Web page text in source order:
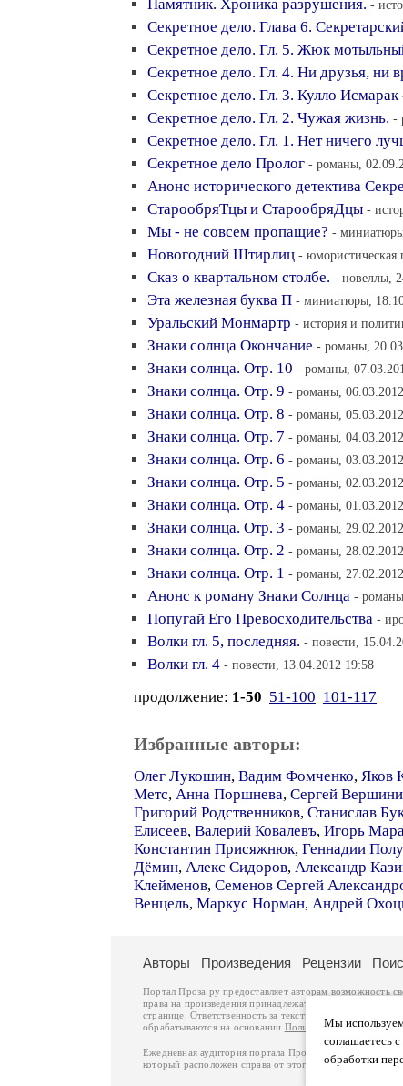
Памятник. Хроника разрушения. -
Секретное дело. Глава 6.
Секретное дело. Гл. 5. Жюк
Секретное дело. Гл. 4. Ни друзья, ни
Секретное дело. Гл. 3. Кулло Исмарак
Секретное дело. Гл. 2. Чужая жизнь. -
Секретное дело. Гл. 1. Нет ничего
Секретное дело Пролог - романы,
Анонс исторического детектива
СтарообряТцы и СтарообряДцы -
Мы - не совсем пропащие? -
Новогодний Штирлиц - юмористическая
Сказ о квартальном столбе. - новеллы,
Эта железная буква П - миниатюры,
Уральский Монмартр - история и
Знаки солнца Окончание - романы,
Знаки солнца. Отр. 10 - романы,
Знаки солнца. Отр. 9 - романы,
Знаки солнца. Отр. 8 - романы,
Знаки солнца. Отр. 7 - романы,
Знаки солнца. Отр. 6 - романы,
Знаки солнца. Отр. 5 - романы,
Знаки солнца. Отр. 4 - романы,
Знаки солнца. Отр. 3 - романы,
Знаки солнца. Отр. 2 - романы,
Знаки солнца. Отр. 1 - романы,
Анонс к роману Знаки Солнца -
Попугай Его Превосходительства -
Волки гл. 5, последняя. - повести,
Волки гл. 4 - повести, 13.04.2012 19:58
продолжение: 1-50 51-100 101-117
Избранные авторы:
Олег Лукошин, Вадим Фомченко, Яков
Метс, Анна Поршнева, Сергей
Григорий Родственников, Станислав
Елисеев, Валерий Ковалевъ, Игорь
Константин Присяжнюк, Геннадии
Дёмин, Алекс Сидоров, Александр
Клейменов, Семенов Сергей
Венцель, Маркус Норман, Андрей
Мы
соглашаетесь
обработки
Авторы Произведения Рецензии
Портал Проза.ру предоставляет авторам возможность
права на произведения принадлежат авторам и
странице. Ответственность за тексты произведений
обрабатываются на основании Политики обработки
Ежедневная аудитория портала Проза.ру – порядка
который расположен справа от этого текста. В каждой